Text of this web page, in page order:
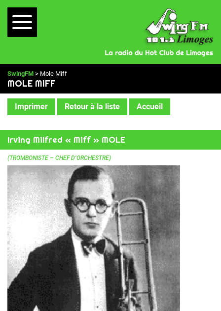
SwingFM > Mole Miff
MOLE MIFF
Imprimer Retour à la liste Accueil
Irving Milfred « Miff » MOLE
(TROMBONISTE – CHEF D’ORCHESTRE)